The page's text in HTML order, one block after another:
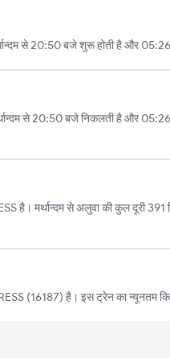
से 20:50 बजे शुरू होती है और
से 20:50 बजे निकलती है और
है। मर्थान्दम से अलुवा की कुल दूरी 391
(16187) है। इस ट्रेन का न्यूनतम